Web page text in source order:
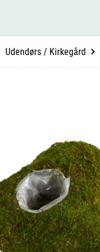
Udendørs / Kirkegård